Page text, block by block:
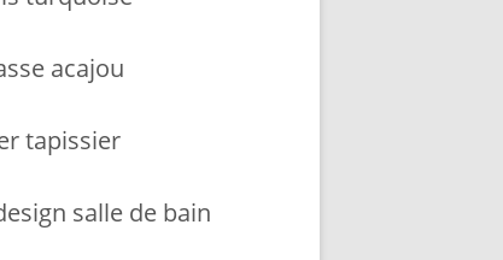
acajou
tapissier
salle de bain